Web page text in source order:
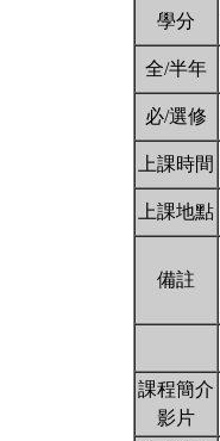
學分
全/半年
必/選修
上課時間
上課地點
備註
課程簡介
影片